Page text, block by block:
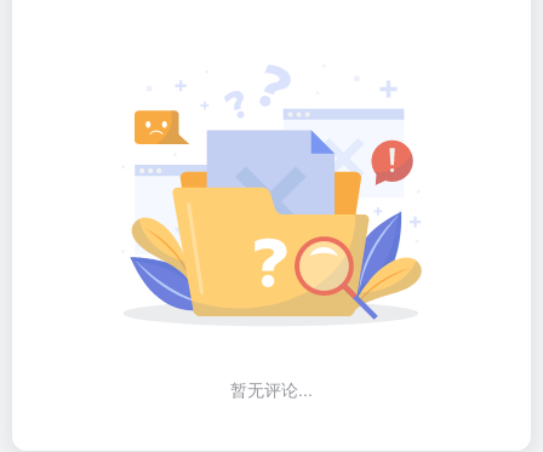
暂无评论...